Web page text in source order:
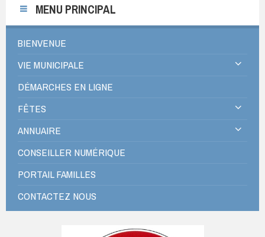
MENU PRINCIPAL
BIENVENUE
VIE MUNICIPALE
DÉMARCHES EN LIGNE
FÊTES
ANNUAIRE
CONSEILLER NUMÉRIQUE
PORTAIL FAMILLES
CONTACTEZ NOUS